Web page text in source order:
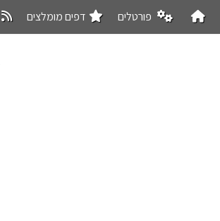
פורטלים דפים מומלצים